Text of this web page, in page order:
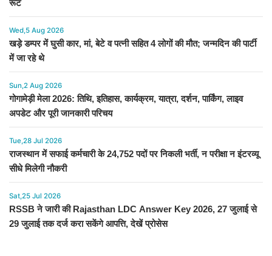
रूट
Wed,5 Aug 2026
खड़े डम्पर में घुसी कार, मां, बेटे व पत्नी सहित 4 लोगों की मौत; जन्मदिन की पार्टी
में जा रहे थे
Sun,2 Aug 2026
गोगामेड़ी मेला 2026: तिथि, इतिहास, कार्यक्रम, यात्रा, दर्शन, पार्किंग, लाइव
अपडेट और पूरी जानकारी परिचय
Tue,28 Jul 2026
राजस्थान में सफाई कर्मचारी के 24,752 पदों पर निकली भर्ती, न परीक्षा न इंटरव्यू
सीधे मिलेगी नौकरी
Sat,25 Jul 2026
RSSB ने जारी की Rajasthan LDC Answer Key 2026, 27 जुलाई से
29 जुलाई तक दर्ज करा सकेंगे आपत्ति, देखें प्रोसेस